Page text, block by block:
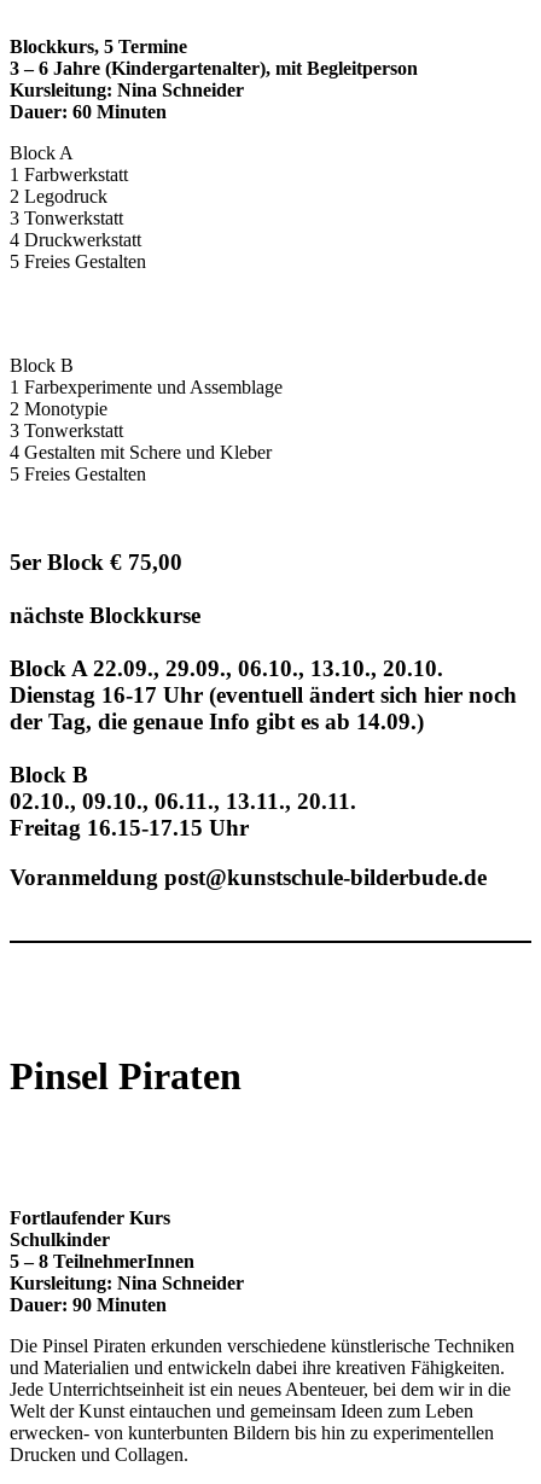
Blockkurs, 5 Termine
3 – 6 Jahre (Kindergartenalter), mit Begleitperson
Kursleitung: Nina Schneider
Dauer: 60 Minuten
Block A
1 Farbwerkstatt
2 Legodruck
3 Tonwerkstatt
4 Druckwerkstatt
5 Freies Gestalten
Block B
1 Farbexperimente und Assemblage
2 Monotypie
3 Tonwerkstatt
4 Gestalten mit Schere und Kleber
5 Freies Gestalten
5er Block € 75,00
nächste Blockkurse
Block A 22.09., 29.09., 06.10., 13.10., 20.10.
Dienstag 16-17 Uhr (eventuell ändert sich hier noch
der Tag, die genaue Info gibt es ab 14.09.)
Block B
02.10., 09.10., 06.11., 13.11., 20.11.
Freitag 16.15-17.15 Uhr
Voranmeldung post@kunstschule-bilderbude.de
Pinsel Piraten
Fortlaufender Kurs
Schulkinder
5 – 8 TeilnehmerInnen
Kursleitung: Nina Schneider
Dauer: 90 Minuten
Die Pinsel Piraten erkunden verschiedene künstlerische Techniken
und Materialien und entwickeln dabei ihre kreativen Fähigkeiten.
Jede Unterrichtseinheit ist ein neues Abenteuer, bei dem wir in die
Welt der Kunst eintauchen und gemeinsam Ideen zum Leben
erwecken- von kunterbunten Bildern bis hin zu experimentellen
Drucken und Collagen.